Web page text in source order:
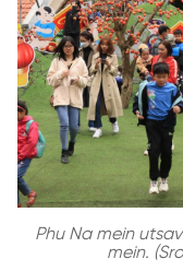
Phu Na mein
mein.